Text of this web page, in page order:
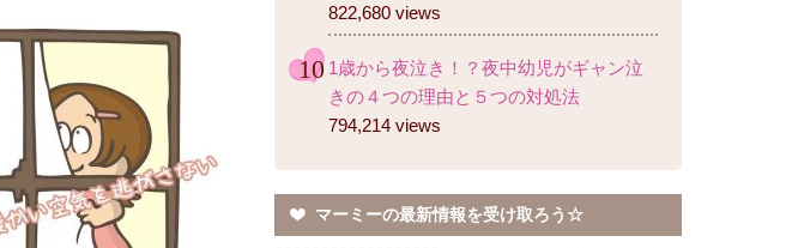
822,680 views
1歳から夜泣き！？夜中幼児がギャン泣
きの４つの理由と５つの対処法
794,214 views
マーミーの最新情報を受け取ろう☆